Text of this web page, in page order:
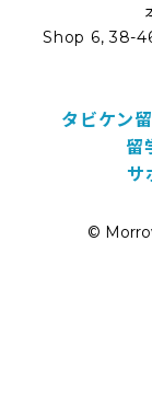
Shop 6, 38-
タビケン
留
サ
©